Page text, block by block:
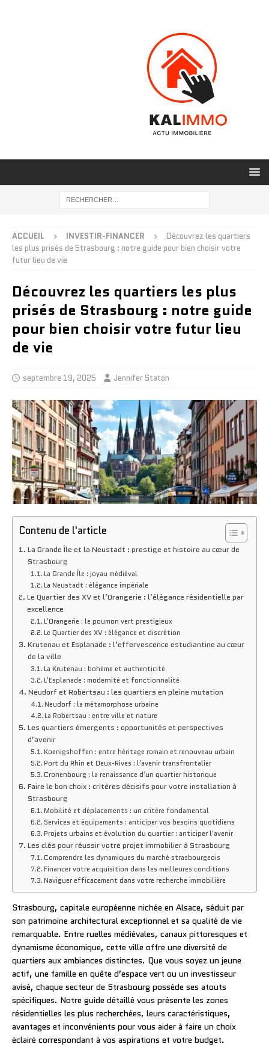
ACCUEIL INVESTIR-FINANCER
Découvrez les quartiers
les plus prisés de Strasbourg : notre guide pour bien choisir votre
futur lieu de vie
Découvrez les quartiers les plus
prisés de Strasbourg : notre guide
pour bien choisir votre futur lieu
de vie
septembre 19, 2025 Jennifer Staton
Contenu de l'article
La Grande Île et la Neustadt : prestige et histoire au cœur de
Strasbourg
La Grande Île : joyau médiéval
La Neustadt : élégance impériale
Le Quartier des XV et l’Orangerie : l’élégance résidentielle par
excellence
L’Orangerie : le poumon vert prestigieux
Le Quartier des XV : élégance et discrétion
Krutenau et Esplanade : l’effervescence estudiantine au cœur
de la ville
La Krutenau : bohème et authenticité
L’Esplanade : modernité et fonctionnalité
Neudorf et Robertsau : les quartiers en pleine mutation
Neudorf : la métamorphose urbaine
La Robertsau : entre ville et nature
Les quartiers émergents : opportunités et perspectives
d’avenir
Koenigshoffen : entre héritage romain et renouveau urbain
Port du Rhin et Deux-Rives : l’avenir transfrontalier
Cronenbourg : la renaissance d’un quartier historique
Faire le bon choix : critères décisifs pour votre installation à
Strasbourg
Mobilité et déplacements : un critère fondamental
Services et équipements : anticiper vos besoins quotidiens
Projets urbains et évolution du quartier : anticiper l’avenir
Les clés pour réussir votre projet immobilier à Strasbourg
Comprendre les dynamiques du marché strasbourgeois
Financer votre acquisition dans les meilleures conditions
Naviguer efficacement dans votre recherche immobilière
Strasbourg, capitale européenne nichée en Alsace, séduit par
son patrimoine architectural exceptionnel et sa qualité de vie
remarquable. Entre ruelles médiévales, canaux pittoresques et
dynamisme économique, cette ville offre une diversité de
quartiers aux ambiances distinctes. Que vous soyez un jeune
actif, une famille en quête d’espace vert ou un investisseur
avisé, chaque secteur de Strasbourg possède ses atouts
spécifiques. Notre guide détaillé vous présente les zones
résidentielles les plus recherchées, leurs caractéristiques,
avantages et inconvénients pour vous aider à faire un choix
éclairé correspondant à vos aspirations et votre budget.